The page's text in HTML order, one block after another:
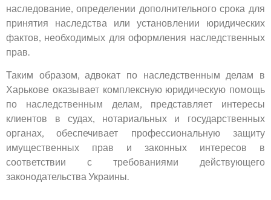
наследование, определении дополнительного срока для
принятия наследства или установлении юридических
фактов, необходимых для оформления наследственных
прав.
Таким образом, адвокат по наследственным делам в
Харькове оказывает комплексную юридическую помощь
по наследственным делам, представляет интересы
клиентов в судах, нотариальных и государственных
органах, обеспечивает профессиональную защиту
имущественных прав и законных интересов в
соответствии с требованиями действующего
законодательства Украины.